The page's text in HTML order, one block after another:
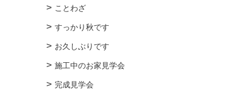
ことわざ
すっかり秋です
お久しぶりです
施工中のお家見学会
完成見学会